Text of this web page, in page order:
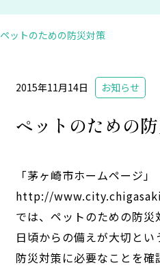
ペットのための防災対策
2015年11月14日 お知らせ
ペットのための
「茅ヶ崎市ホームページ」
http://
では、ペットのための防災
日頃からの備えが大切とい
防災対策に必要なことを確